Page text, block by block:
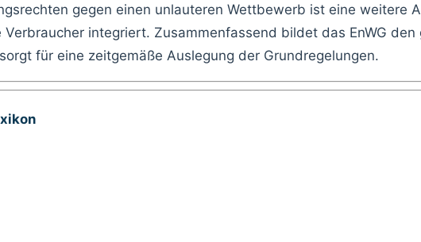
gegen einen unlauteren Wettbewerb ist eine weitere
integriert. Zusammenfassend bildet das EnWG
für eine zeitgemäße Auslegung der Grundregelungen.